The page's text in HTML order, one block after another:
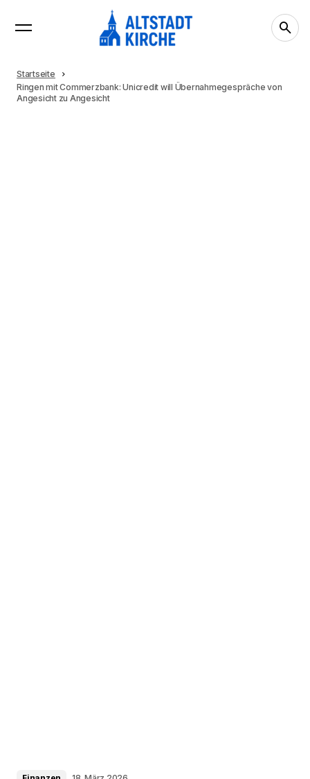
Startseite
Ringen mit Commerzbank: Unicredit will Übernahmegespräche von
Angesicht zu Angesicht